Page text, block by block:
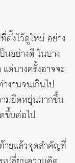
ตั้งไว้ดูใหม่ อย่าง
นอย่างดี ในบาง
ต่บางครั้งอาจจะ
ำงานจนเกินไป
ามยืดหยุ่นมากขึ้น
ขึ้นต่อไป
ายแล้วจุดสำคัญที่